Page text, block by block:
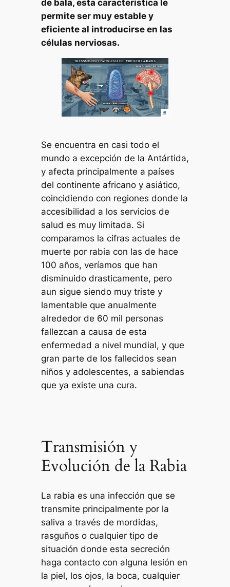
de bala, esta característica le
permite ser muy estable y
eficiente al introducirse en las
células nerviosas.
Se encuentra en casi todo el
mundo a excepción de la Antártida,
y afecta principalmente a países
del continente africano y asiático,
coincidiendo con regiones donde la
accesibilidad a los servicios de
salud es muy limitada. Si
comparamos la cifras actuales de
muerte por rabia con las de hace
100 años, veríamos que han
disminuido drasticamente, pero
aun sigue siendo muy triste y
lamentable que anualmente
alrededor de 60 mil personas
fallezcan a causa de esta
enfermedad a nivel mundial, y que
gran parte de los fallecidos sean
niños y adolescentes, a sabiendas
que ya existe una cura.
Transmisión y
Evolución de la Rabia
La rabia es una infección que se
transmite principalmente por la
saliva a través de mordidas,
rasguños o cualquier tipo de
situación donde esta secreción
haga contacto con alguna lesión en
la piel, los ojos, la boca, cualquier